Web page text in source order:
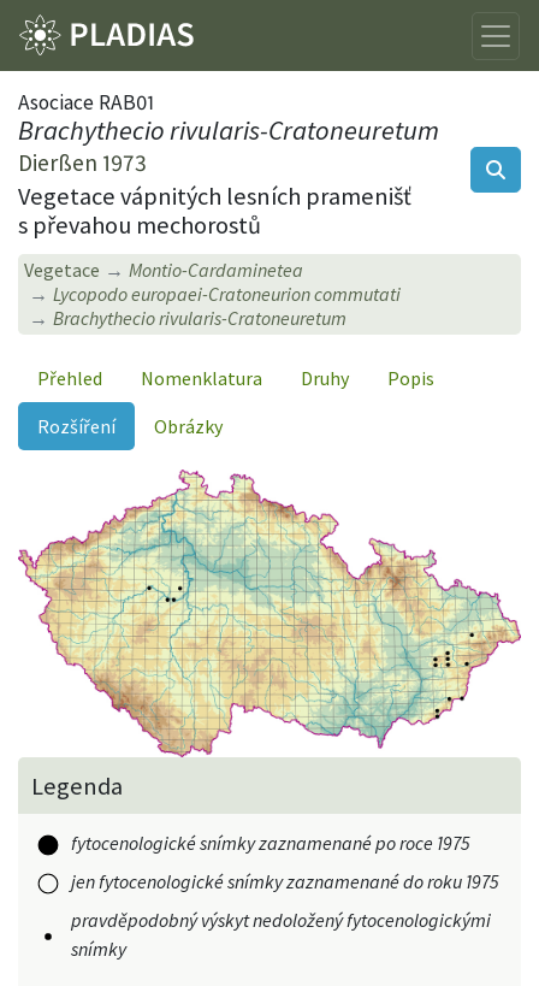
Asociace RAB01
Brachythecio rivularis-Cratoneuretum
Dierßen 1973
Vegetace vápnitých lesních pramenišť
s převahou mechorostů
Vegetace
Montio-Cardaminetea
Lycopodo europaei-Cratoneurion commutati
Brachythecio rivularis-Cratoneuretum
Přehled Nomenklatura Druhy
Popis
Rozšíření
Obrázky
Legenda
fytocenologické snímky zaznamenané po roce 1975
jen fytocenologické snímky zaznamenané do roku 1975
pravděpodobný výskyt nedoložený fytocenologickými
snímky